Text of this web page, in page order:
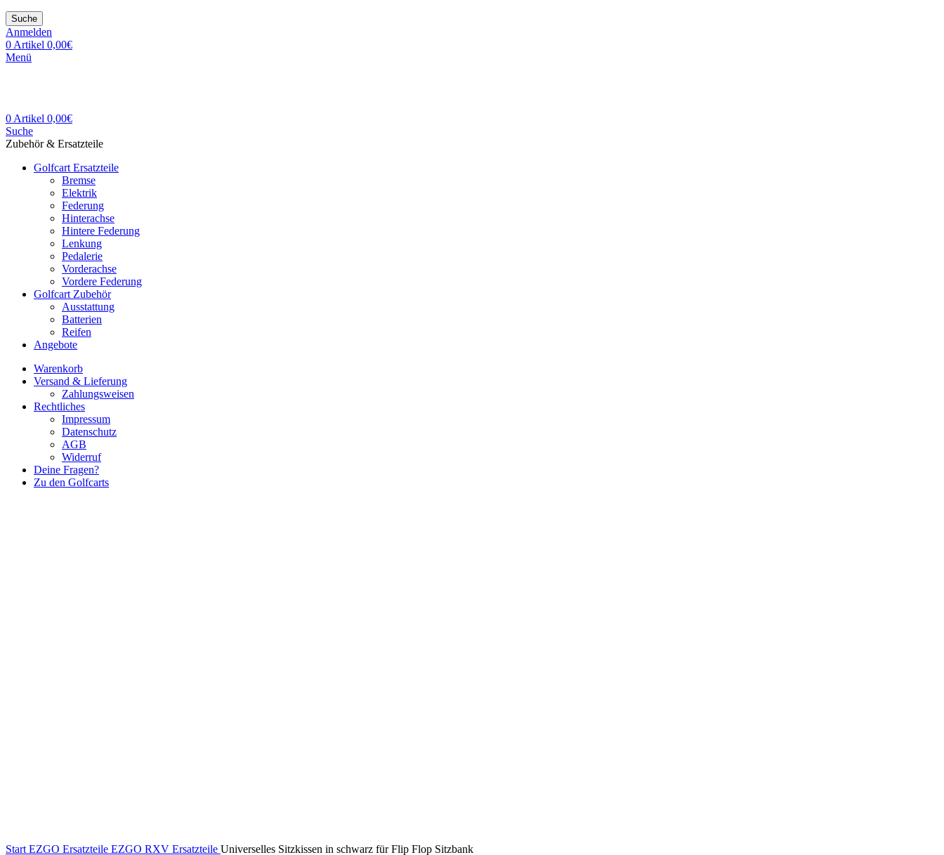
Suche
Anmelden
0 Artikel 0,00€
Menü
0 Artikel 0,00€
Suche
Zubehör & Ersatzteile
Golfcart Ersatzteile
Bremse
Elektrik
Federung
Hinterachse
Hintere Federung
Lenkung
Pedalerie
Vorderachse
Vordere Federung
Golfcart Zubehör
Ausstattung
Batterien
Reifen
Angebote
Warenkorb
Versand & Lieferung
Zahlungsweisen
Rechtliches
Impressum
Datenschutz
AGB
Widerruf
Deine Fragen?
Zu den Golfcarts
Start EZGO Ersatzteile EZGO RXV Ersatzteile Universelles Sitzkissen in schwarz für Flip Flop Sitzbank